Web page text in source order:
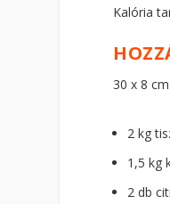
Kalória
30 x 8
2 kg
1,5 kg
2 db